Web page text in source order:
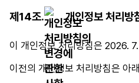
제14조. 개인정보 처리방
이 개인정보 처리방침은 2026.
이전의 개인정보 처리방침은 아